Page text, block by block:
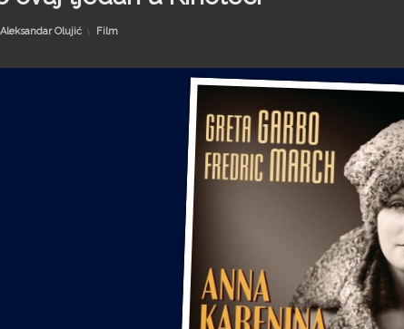
Aleksandar Olujić Kategorije:
Film